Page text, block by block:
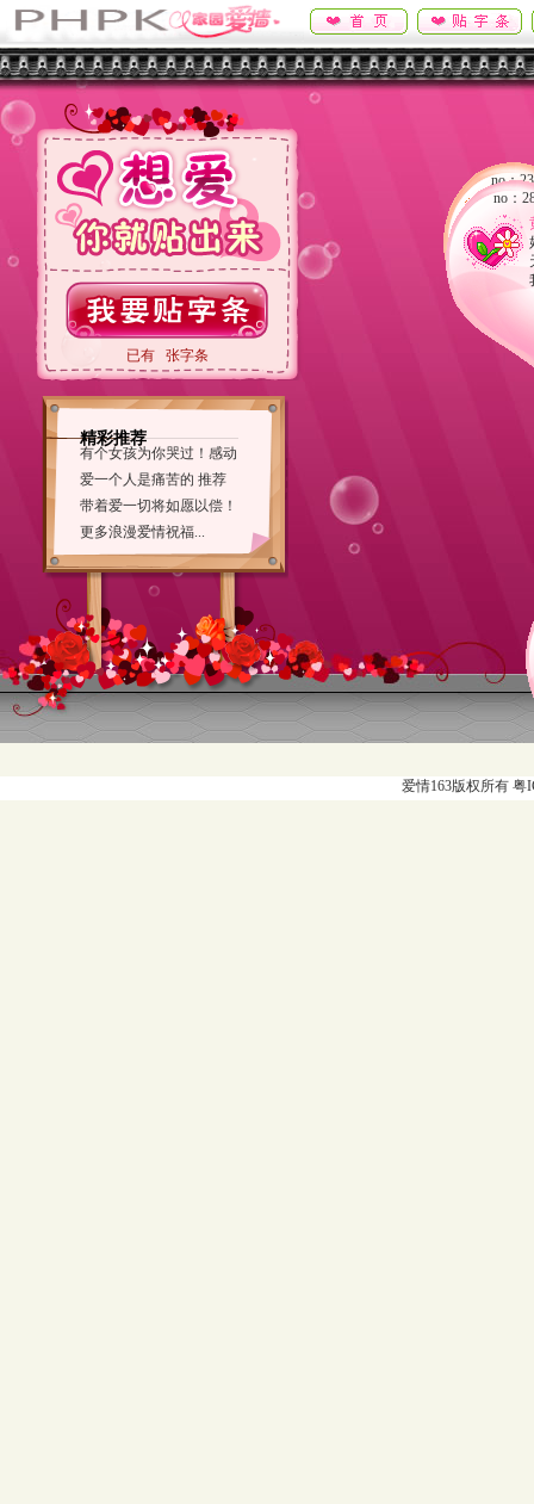
已有 张字条
精彩推荐
有个女孩为你哭过！感动
爱一个人是痛苦的 推荐
带着爱一切将如愿以偿！
更多浪漫爱情祝福...
no：
no：23
爱情163版权所有 粤